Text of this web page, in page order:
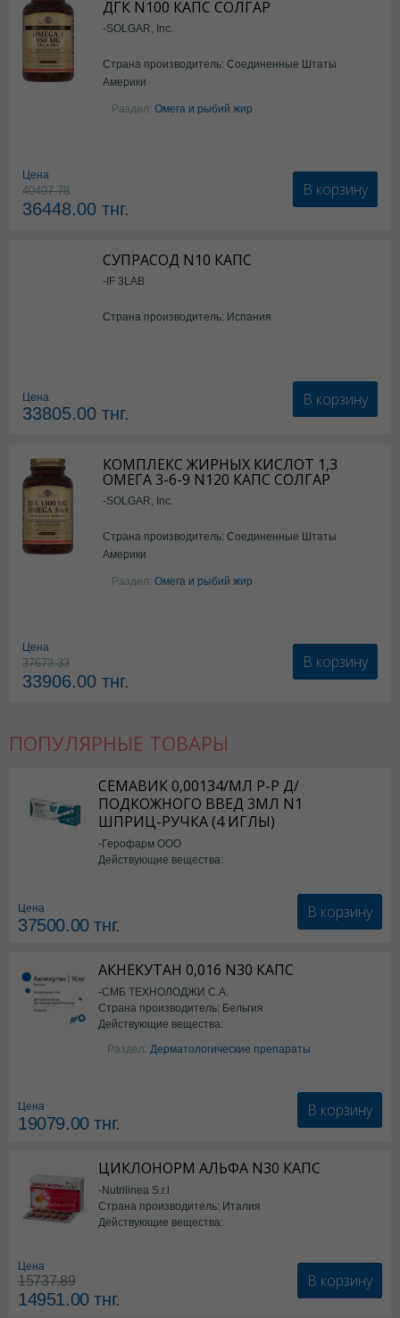
ДГК N100 КАПС СОЛГАР
-SOLGAR, Inc.
Страна производитель: Соединенные Штаты
Америки
Раздел: Омега и рыбий жир
Цена
40497.78
36448.00 тнг.
В корзину
СУПРАСОД N10 КАПС
-IF 3LAB
Страна производитель: Испания
Цена
33805.00 тнг.
В корзину
КОМПЛЕКС ЖИРНЫХ КИСЛОТ 1,3
ОМЕГА 3-6-9 N120 КАПС СОЛГАР
-SOLGAR, Inc.
Страна производитель: Соединенные Штаты
Америки
Раздел: Омега и рыбий жир
Цена
37673.33
33906.00 тнг.
В корзину
ПОПУЛЯРНЫЕ ТОВАРЫ
СЕМАВИК 0,00134/МЛ Р-Р Д/
ПОДКОЖНОГО ВВЕД 3МЛ N1
ШПРИЦ-РУЧКА (4 ИГЛЫ)
-Герофарм ООО
Действующие вещества:
Цена
37500.00тнг.
В корзину
АКНЕКУТАН 0,016 N30 КАПС
-СМБ ТЕХНОЛОДЖИ С.А.
Страна производитель: Бельгия
Действующие вещества:
Изотретиноин
Раздел: Дерматологические препараты
Цена
19079.00тнг.
В корзину
ЦИКЛОНОРМ АЛЬФА N30 КАПС
-Nutrilinea S.r.l
Страна производитель: Италия
Действующие вещества:
Цена
15737.89
14951.00тнг.
В корзину